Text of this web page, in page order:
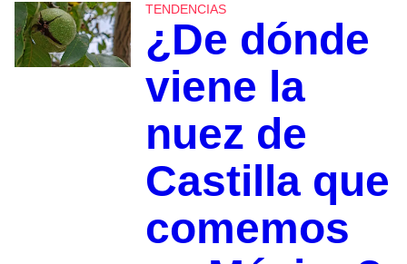
TENDENCIAS
¿De dónde
viene la
nuez de
Castilla que
comemos